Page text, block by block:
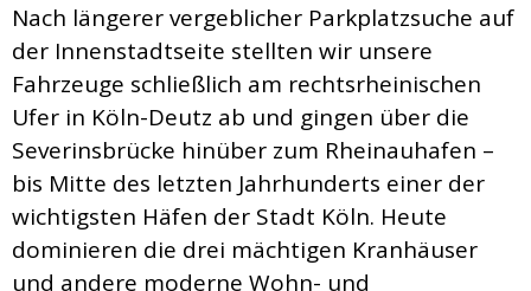
Nach längerer vergeblicher Parkplatzsuche auf
der Innenstadtseite stellten wir unsere
Fahrzeuge schließlich am rechtsrheinischen
Ufer in Köln-Deutz ab und gingen über die
Severinsbrücke hinüber zum Rheinauhafen –
bis Mitte des letzten Jahrhunderts einer der
wichtigsten Häfen der Stadt Köln. Heute
dominieren die drei mächtigen Kranhäuser
und andere moderne Wohn- und